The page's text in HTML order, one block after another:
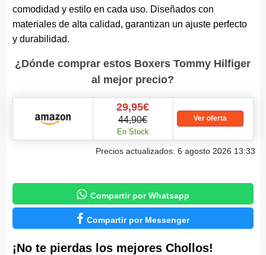
comodidad y estilo en cada uso. Diseñados con
materiales de alta calidad, garantizan un ajuste perfecto
y durabilidad.
¿Dónde comprar estos Boxers Tommy Hilfiger
al mejor precio?
29,95€
44,90€
En Stock
Ver oferta
Precios actualizados: 6 agosto 2026 13:33
 Compartir por Whatsapp
 Compartir por Messenger
¡No te pierdas los mejores Chollos!